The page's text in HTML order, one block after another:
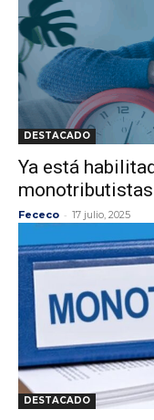
DESTACADO
Ya está
monotributistas
Fececo - 17 julio, 2025
DESTACADO